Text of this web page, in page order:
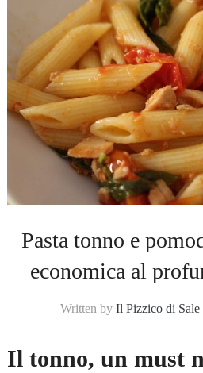
Pasta tonno e
economica al
Written by Il Pizzico di Sale
Il tonno, un must